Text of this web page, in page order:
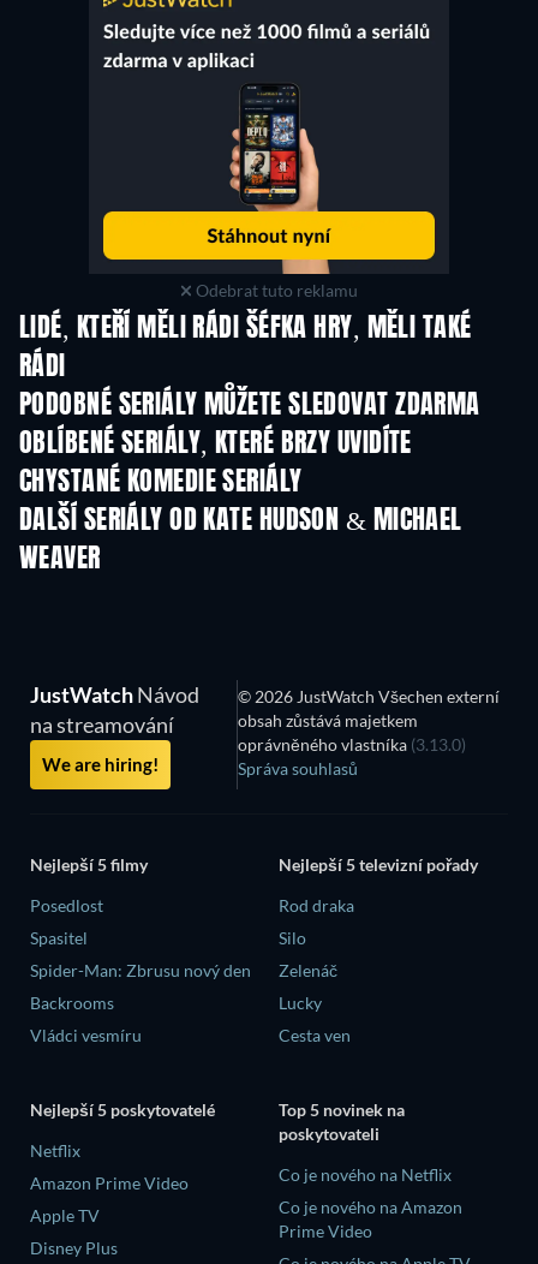
Odebrat tuto reklamu
LIDÉ, KTEŘÍ MĚLI RÁDI ŠÉFKA HRY, MĚLI TAKÉ
RÁDI
PODOBNÉ SERIÁLY MŮŽETE SLEDOVAT ZDARMA
TV TV
OBLÍBENÉ SERIÁLY, KTERÉ BRZY UVIDÍTE
TV TV
CHYSTANÉ KOMEDIE SERIÁLY
Řada 6
DALŠÍ SERIÁLY OD KATE HUDSON & MICHAEL
WEAVER
JustWatchNávod
na streamování
We are hiring!
© 2026 JustWatch Všechen externí
obsah zůstává majetkem
oprávněného vlastníka (3.13.0)
Správa souhlasů
Nejlepší 5 filmy
Posedlost
Spasitel
Spider-Man: Zbrusu nový den
Backrooms
Vládci vesmíru
Nejlepší 5 televizní pořady
Rod draka
Silo
Zelenáč
Lucky
Cesta ven
Nejlepší 5 poskytovatelé
Netflix
Amazon Prime Video
Apple TV
Disney Plus
Top 5 novinek na
poskytovateli
Co je nového na Netflix
Co je nového na Amazon
Prime Video